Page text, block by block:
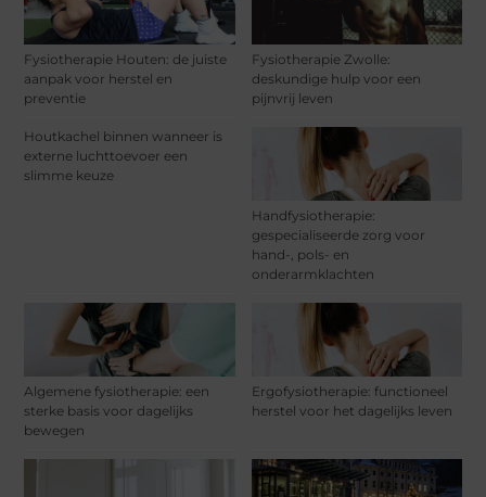
Fysiotherapie Houten: de juiste
aanpak voor herstel en
preventie
Fysiotherapie Zwolle:
deskundige hulp voor een
pijnvrij leven
Houtkachel binnen wanneer is
externe luchttoevoer een
slimme keuze
Handfysiotherapie:
gespecialiseerde zorg voor
hand-, pols- en
onderarmklachten
Algemene fysiotherapie: een
sterke basis voor dagelijks
bewegen
Ergofysiotherapie: functioneel
herstel voor het dagelijks leven